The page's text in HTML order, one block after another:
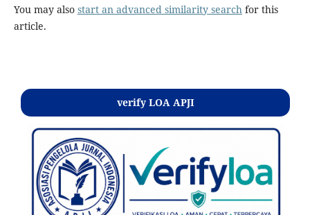
You may also start an advanced similarity searchfor this
article.
verify LOA APJI